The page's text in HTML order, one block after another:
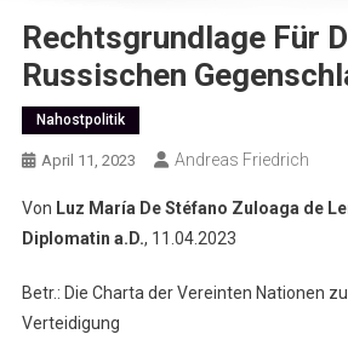
Rechtsgrundlage Für
Russischen
Nahostpolitik
April 11, 2023 Andreas Friedrich
Von Luz María De Stéfano Zuloaga de
Diplomatin a.D., 11.04.2023
Betr.: Die Charta der Vereinten Nationen
Verteidigung